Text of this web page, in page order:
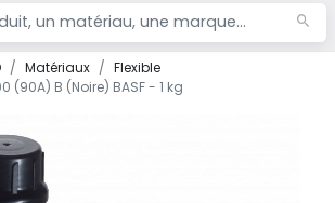
Matériaux
Flexible
(90A) B (Noire) BASF - 1 kg